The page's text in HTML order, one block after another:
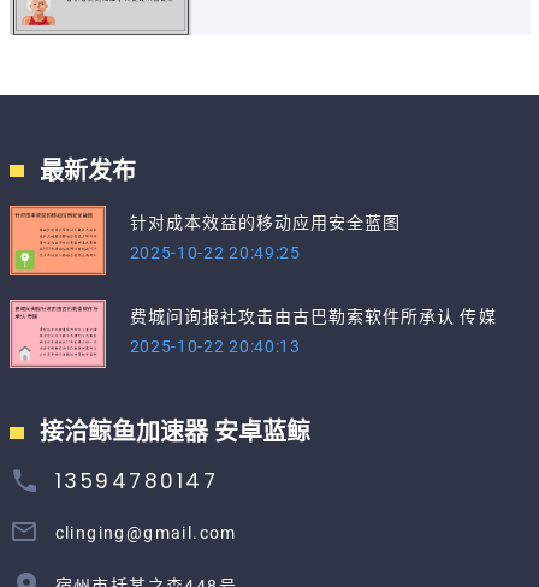
最新发布
针对成本效益的移动应用安全蓝图
2025-10-22 20:49:25
费城问询报社攻击由古巴勒索软件所承认 传媒
2025-10-22 20:40:13
接洽鲸鱼加速器 安卓蓝鲸
13594780147
clinging@gmail.com